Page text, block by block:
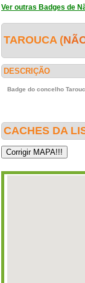
Ver outras Badges de
TAROUCA (
DESCRIÇÃO
Badge do concelho
CACHES DA